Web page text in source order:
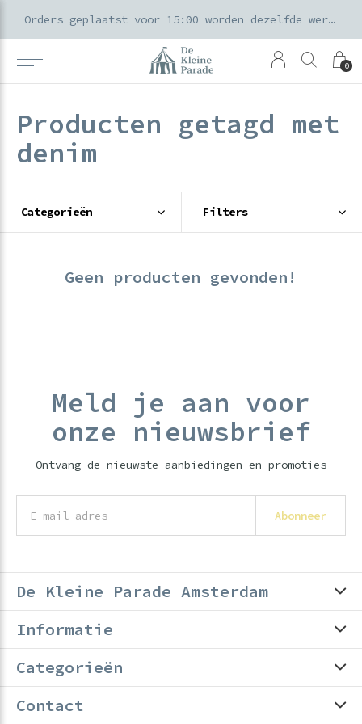
0
Orders geplaatst voor 15:00 worden dezelfde werkdag verzonden
Producten getagd met
denim
Categorieën Filters
Geen producten gevonden!
Meld je aan voor
onze nieuwsbrief
Ontvang de nieuwste aanbiedingen en promoties
Abonneer
De Kleine Parade Amsterdam
Informatie
Categorieën
Contact